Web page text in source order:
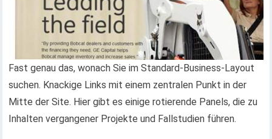
Fast genau das, wonach Sie im Standard-Business-Layout
suchen. Knackige Links mit einem zentralen Punkt in der
Mitte der Site. Hier gibt es einige rotierende Panels, die zu
Inhalten vergangener Projekte und Fallstudien führen.